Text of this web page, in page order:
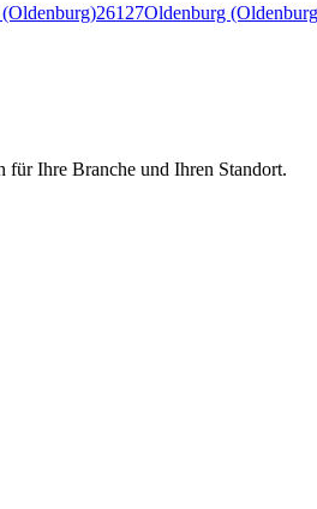
26127Oldenburg
für Ihre Branche und Ihren Standort.